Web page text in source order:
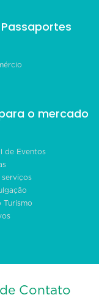
o mercado
de Eventos
serviços
Turismo
Contato